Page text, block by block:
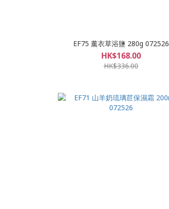
EF75 薰衣草浴鹽 280g 072526
HK$168.00
HK$336.00